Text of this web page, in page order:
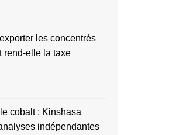
les concentrés
rend-elle la taxe
cobalt : Kinshasa
indépendantes